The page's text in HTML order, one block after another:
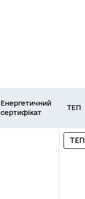
Енергетичний
сертифікат
ТЕП
ТЕП